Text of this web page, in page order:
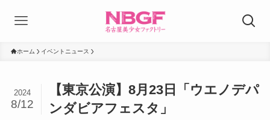
ホーム イベントニュース
【東京公演】8月23日「ウエノデパ
ンダビアフェスタ」
2024
8/12